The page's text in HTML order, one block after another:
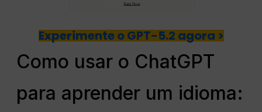
Experimente o GPT-5.2 agora >
Como usar o ChatGPT
para aprender um idioma: